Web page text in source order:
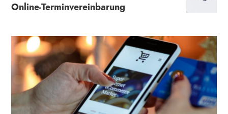
Online-Terminvereinbarung